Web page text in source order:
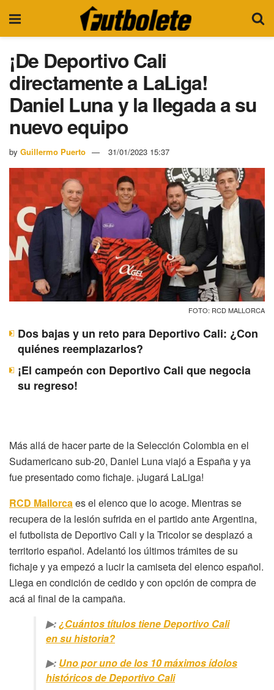
¡De Deportivo Cali
directamente a LaLiga!
Daniel Luna y la llegada a su
nuevo equipo
by Guillermo Puerto 31/01/2023 15:37
FOTO: RCD MALLORCA
Dos bajas y un reto para Deportivo Cali: ¿Con
quiénes reemplazarlos?
¡El campeón con Deportivo Cali que negocia
su regreso!
Más allá de hacer parte de la Selección Colombia en el
Sudamericano sub-20, Daniel Luna viajó a España y ya
fue presentado como fichaje. ¡Jugará LaLiga!
RCD Mallorcaes el elenco que lo acoge. Mientras se
recupera de la lesión sufrida en el partido ante Argentina,
el futbolista de Deportivo Cali y la Tricolor se desplazó a
territorio español. Adelantó los últimos trámites de su
fichaje y ya empezó a lucir la camiseta del elenco español.
Llega en condición de cedido y con opción de compra de
acá al final de la campaña.
▶:¿Cuántos títulos tiene Deportivo Cali
en su historia?
▶: Uno por uno de los 10 máximos ídolos
históricos de Deportivo Cali